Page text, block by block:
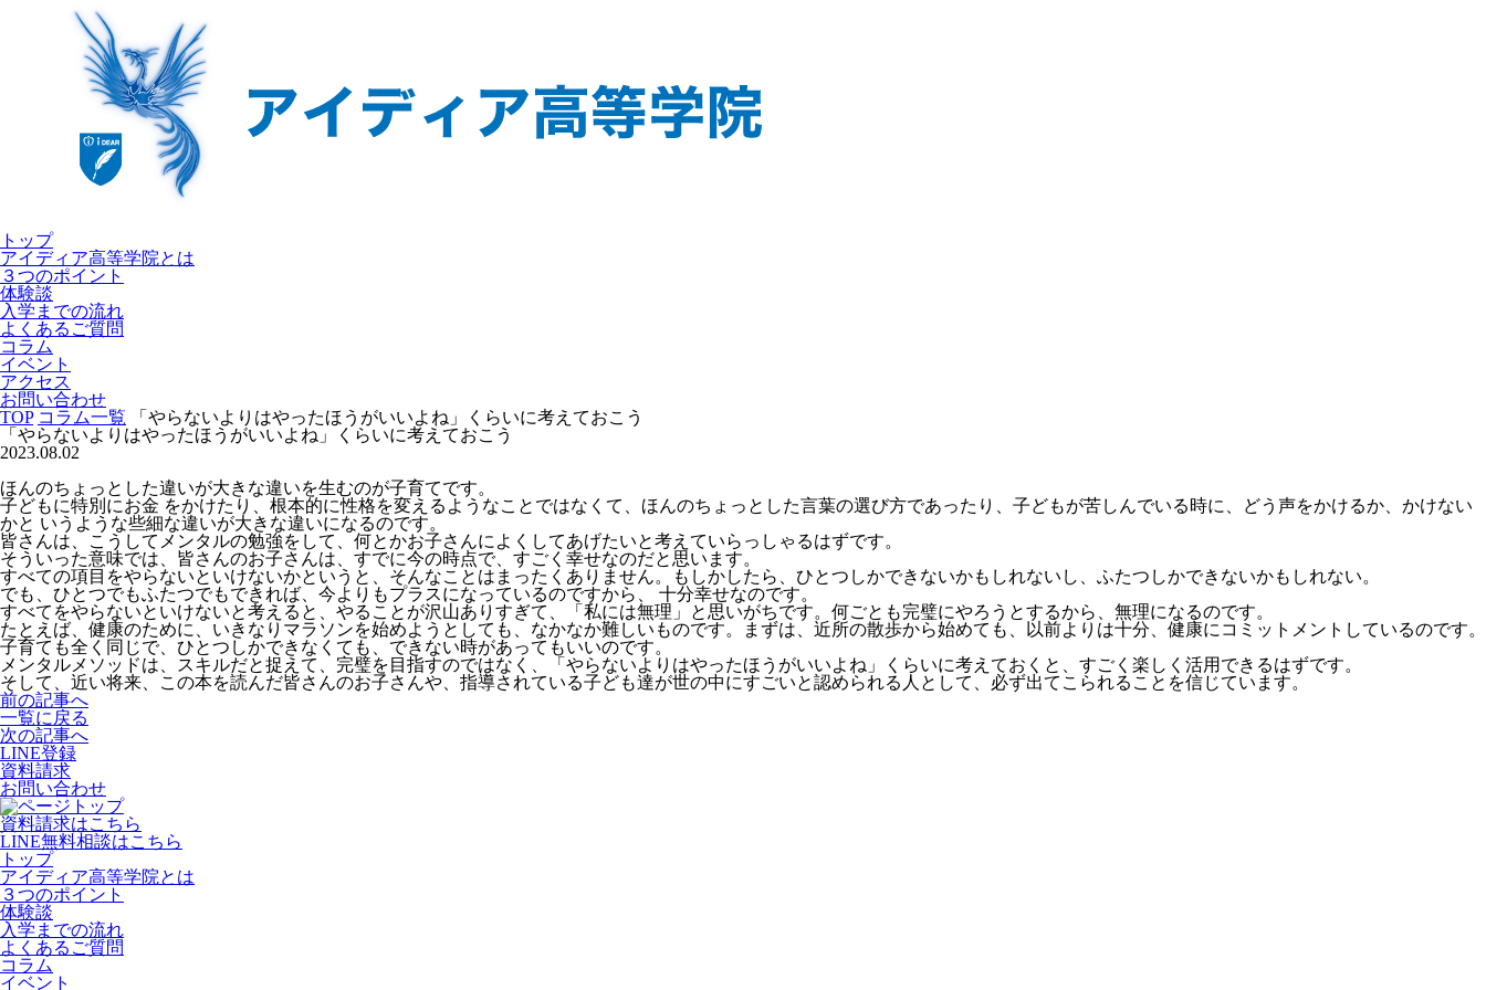
トップ
アイディア高等学院とは
３つのポイント
体験談
入学までの流れ
よくあるご質問
コラム
イベント
アクセス
お問い合わせ
TOP コラム一覧
「やらないよりはやったほうがいいよね」くらいに考えておこう
「やらないよりはやったほうがいいよね」くらいに考えておこう
2023.08.02
ほんのちょっとした違いが大きな違いを生むのが子育てです。
子どもに特別にお金 をかけたり、根本的に性格を変えるようなことではなくて、ほんのちょっとした言葉の選び方であったり、子どもが苦しんでいる時に、どう声をかけるか、かけない
かと いうような些細な違いが大きな違いになるのです。
皆さんは、こうしてメンタルの勉強をして、何とかお子さんによくしてあげたいと考えていらっしゃるはずです。
そういった意味では、皆さんのお子さんは、すでに今の時点で、すごく幸せなのだと思います。
すべての項目をやらないといけないかというと、そんなことはまったくありません。もしかしたら、ひとつしかできないかもしれないし、ふたつしかできないかもしれない。
でも、ひとつでもふたつでもできれば、今よりもプラスになっているのですから、 十分幸せなのです。
すべてをやらないといけないと考えると、やることが沢山ありすぎて、「私には無理」と思いがちです。何ごとも完璧にやろうとするから、無理になるのです。
たとえば、健康のために、いきなりマラソンを始めようとしても、なかなか難しいものです。まずは、近所の散歩から始めても、以前よりは十分、健康にコミットメントしているのです。
子育ても全く同じで、ひとつしかできなくても、できない時があってもいいのです。
メンタルメソッドは、スキルだと捉えて、完璧を目指すのではなく、「やらないよりはやったほうがいいよね」くらいに考えておくと、すごく楽しく活用できるはずです。
そして、近い将来、この本を読んだ皆さんのお子さんや、指導されている子ども達が世の中にすごいと認められる人として、必ず出てこられることを信じています。
前の記事へ
一覧に戻る
次の記事へ
LINE登録
資料請求
お問い合わせ
資料請求はこちら
LINE無料相談はこちら
トップ
アイディア高等学院とは
３つのポイント
体験談
入学までの流れ
よくあるご質問
コラム
イベント